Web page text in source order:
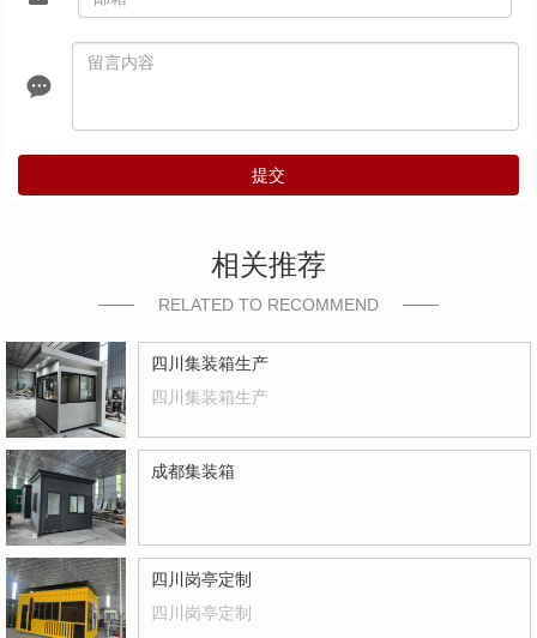
提交
相关推荐
RELATED TO RECOMMEND
四川集装箱生产
四川集装箱生产
成都集装箱
四川岗亭定制
四川岗亭定制